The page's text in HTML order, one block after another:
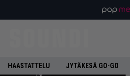
HAASTATTELU JYTÄKESÄ GO-GO